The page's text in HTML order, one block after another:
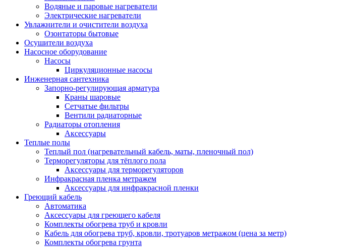
Водяные и паровые нагреватели
Электрические нагреватели
Увлажнители и очистители воздуха
Озонтаторы бытовые
Осушители воздуха
Насосное оборудование
Насосы
Циркуляционные насосы
Инженерная сантехника
Запорно-регулирующая арматура
Краны шаровые
Сетчатые фильтры
Вентили радиаторные
Радиаторы отопления
Аксессуары
Теплые полы
Теплый пол (нагревательный кабель, маты, пленочный пол)
Терморегуляторы для тёплого пола
Аксессуары для терморегуляторов
Инфракрасная пленка метражем
Аксессуары для инфракрасной пленки
Греющий кабель
Автоматика
Аксессуары для греющего кабеля
Комплекты обогрева труб и кровли
Кабель для обогрева труб, кровли, тротуаров метражом (цена за метр)
Комплекты обогрева грунта